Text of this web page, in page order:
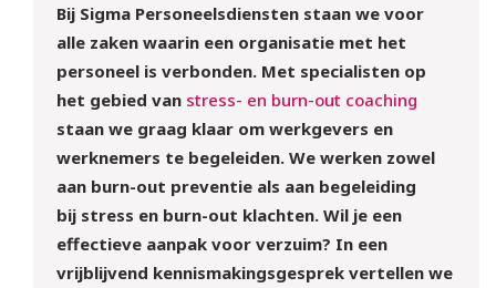
Bij Sigma Personeelsdiensten staan we voor
alle zaken waarin een organisatie met het
personeel is verbonden. Met specialisten op
het gebied van stress- en burn-out coaching
staan we graag klaar om werkgevers en
werknemers te begeleiden. We werken zowel
aan burn-out preventie als aan begeleiding
bij stress en burn-out klachten. Wil je een
effectieve aanpak voor verzuim? In een
vrijblijvend kennismakingsgesprek vertellen we